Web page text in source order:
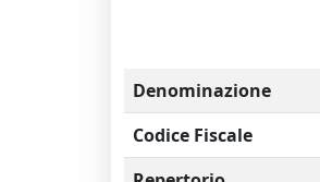
Denominazione
Codice Fiscale